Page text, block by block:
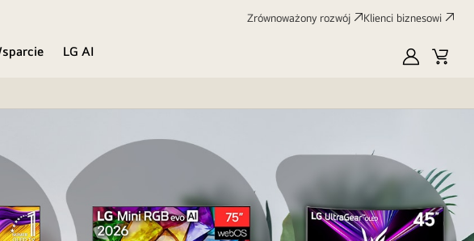
Zrównoważony rozwój Klienci biznesowi
LG AI
MyLG